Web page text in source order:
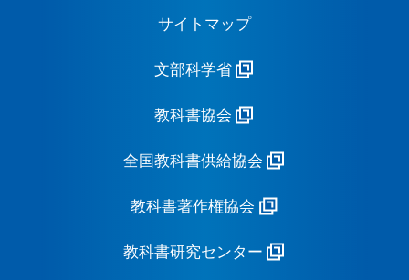
サイトマップ
文部科学省
教科書協会
全国教科書供給協会
教科書著作権協会
教科書研究センター